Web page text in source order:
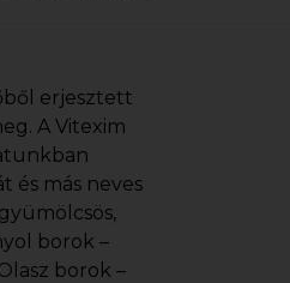
erjesztett
A Vitexim
és más neves
borok –
borok –